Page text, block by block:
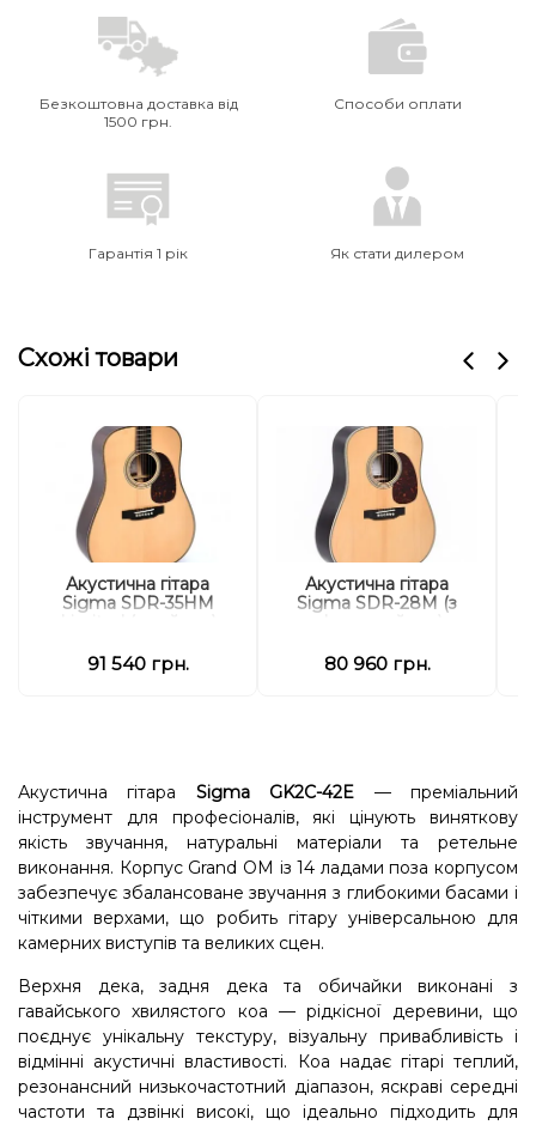
Безкоштовна доставка від
1500 грн.
Способи оплати
Гарантія 1 рік Як стати дилером
Схожі товари
Акустична гітара
Sigma SDR-35HM
91 540 грн.
Акустична гітара
Sigma SDR-28M (з
80 960 грн.
Акустична гітара Sigma GK2C-42E — преміальний
інструмент для професіоналів, які цінують виняткову
якість звучання, натуральні матеріали та ретельне
виконання. Корпус Grand OM із 14 ладами поза корпусом
забезпечує збалансоване звучання з глибокими басами і
чіткими верхами, що робить гітару універсальною для
камерних виступів та великих сцен.
Верхня дека, задня дека та обичайки виконані з
гавайського хвилястого коа — рідкісної деревини, що
поєднує унікальну текстуру, візуальну привабливість і
відмінні акустичні властивості. Кoa надає гітарі теплий,
резонансний низькочастотний діапазон, яскраві середні
частоти та дзвінкі високі, що ідеально підходить для